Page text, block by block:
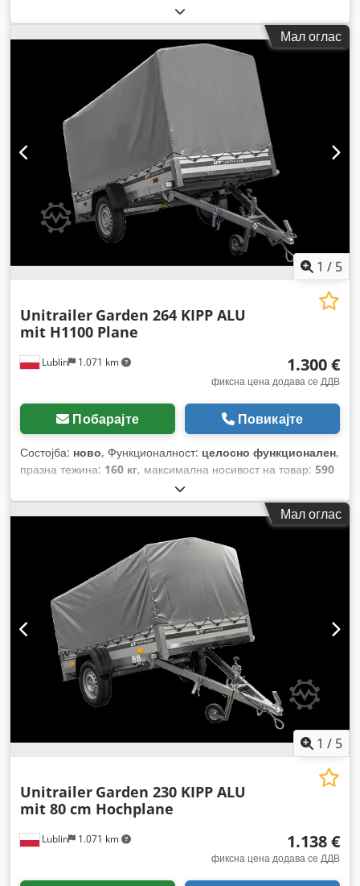
02/2026
простор:4.000 мм, ширина на товарниот простор:1.830
мм, висина на просторот за товарење:350 мм, вкупна
, вкупна висина: 1.020 мм,
Мал оглас
1 / 5
Lublin 1.071 km
Unitrailer Garden 264 KIPP ALU
mit H1100 Plane
1.300 €
фиксна цена додава се ДДВ
Побарајте Повикајте
Состојба: ново, Функционалност: целосно функционален,
празна тежина: 160 кг, максимална носивост на товар: 590
, конфигурација на оските:
должина на товарниот простор:2.641 мм, ширина на
товарниот простор:1.256 мм, висина на просторот за
, вкупна должина:
, вкупна висина: 1.880 мм
155/70 R13 , боја: сиво
, сопирачка на приколка:
приколица без сопирачки , Година на изградба:
Мал оглас
1 / 5
Lublin 1.071 km
Unitrailer Garden 230 KIPP ALU
mit 80 cm Hochplane
1.138 €
фиксна цена додава се ДДВ